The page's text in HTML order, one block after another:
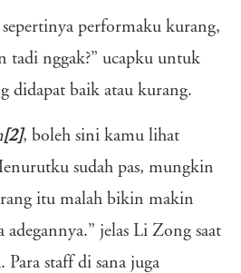
performaku kurang,
tadi nggak?” ucapku untuk
didapat baik atau kurang.
[2], boleh sini kamu lihat
sudah pas, mungkin
itu malah bikin makin
adegannya.” jelas Li Zong saat
staff di sana juga